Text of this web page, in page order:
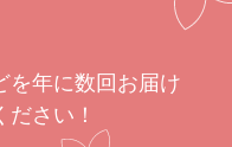
を年に数回お届け
さい！